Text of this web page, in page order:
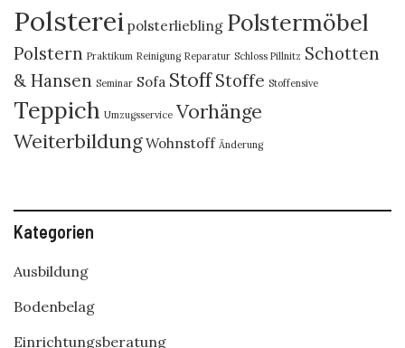
Polsterei polsterliebling Polstermöbel
Polstern Praktikum Reinigung Reparatur Schloss Pillnitz Schotten
& Hansen Seminar Sofa Stoff Stoffe Stoffensive
Teppich Umzugsservice Vorhänge
Weiterbildung Wohnstoff Änderung
Kategorien
Ausbildung
Bodenbelag
Einrichtungsberatung